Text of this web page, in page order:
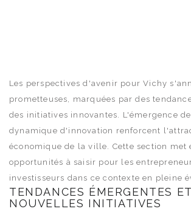
Les perspectives d'avenir pour Vichy
prometteuses, marquées par des
des initiatives innovantes. L'émergence
dynamique d'innovation renforcent
économique de la ville. Cette section met
opportunités à saisir pour les
investisseurs dans ce contexte en pleine
TENDANCES ÉMERGENTES ET
NOUVELLES INITIATIVES